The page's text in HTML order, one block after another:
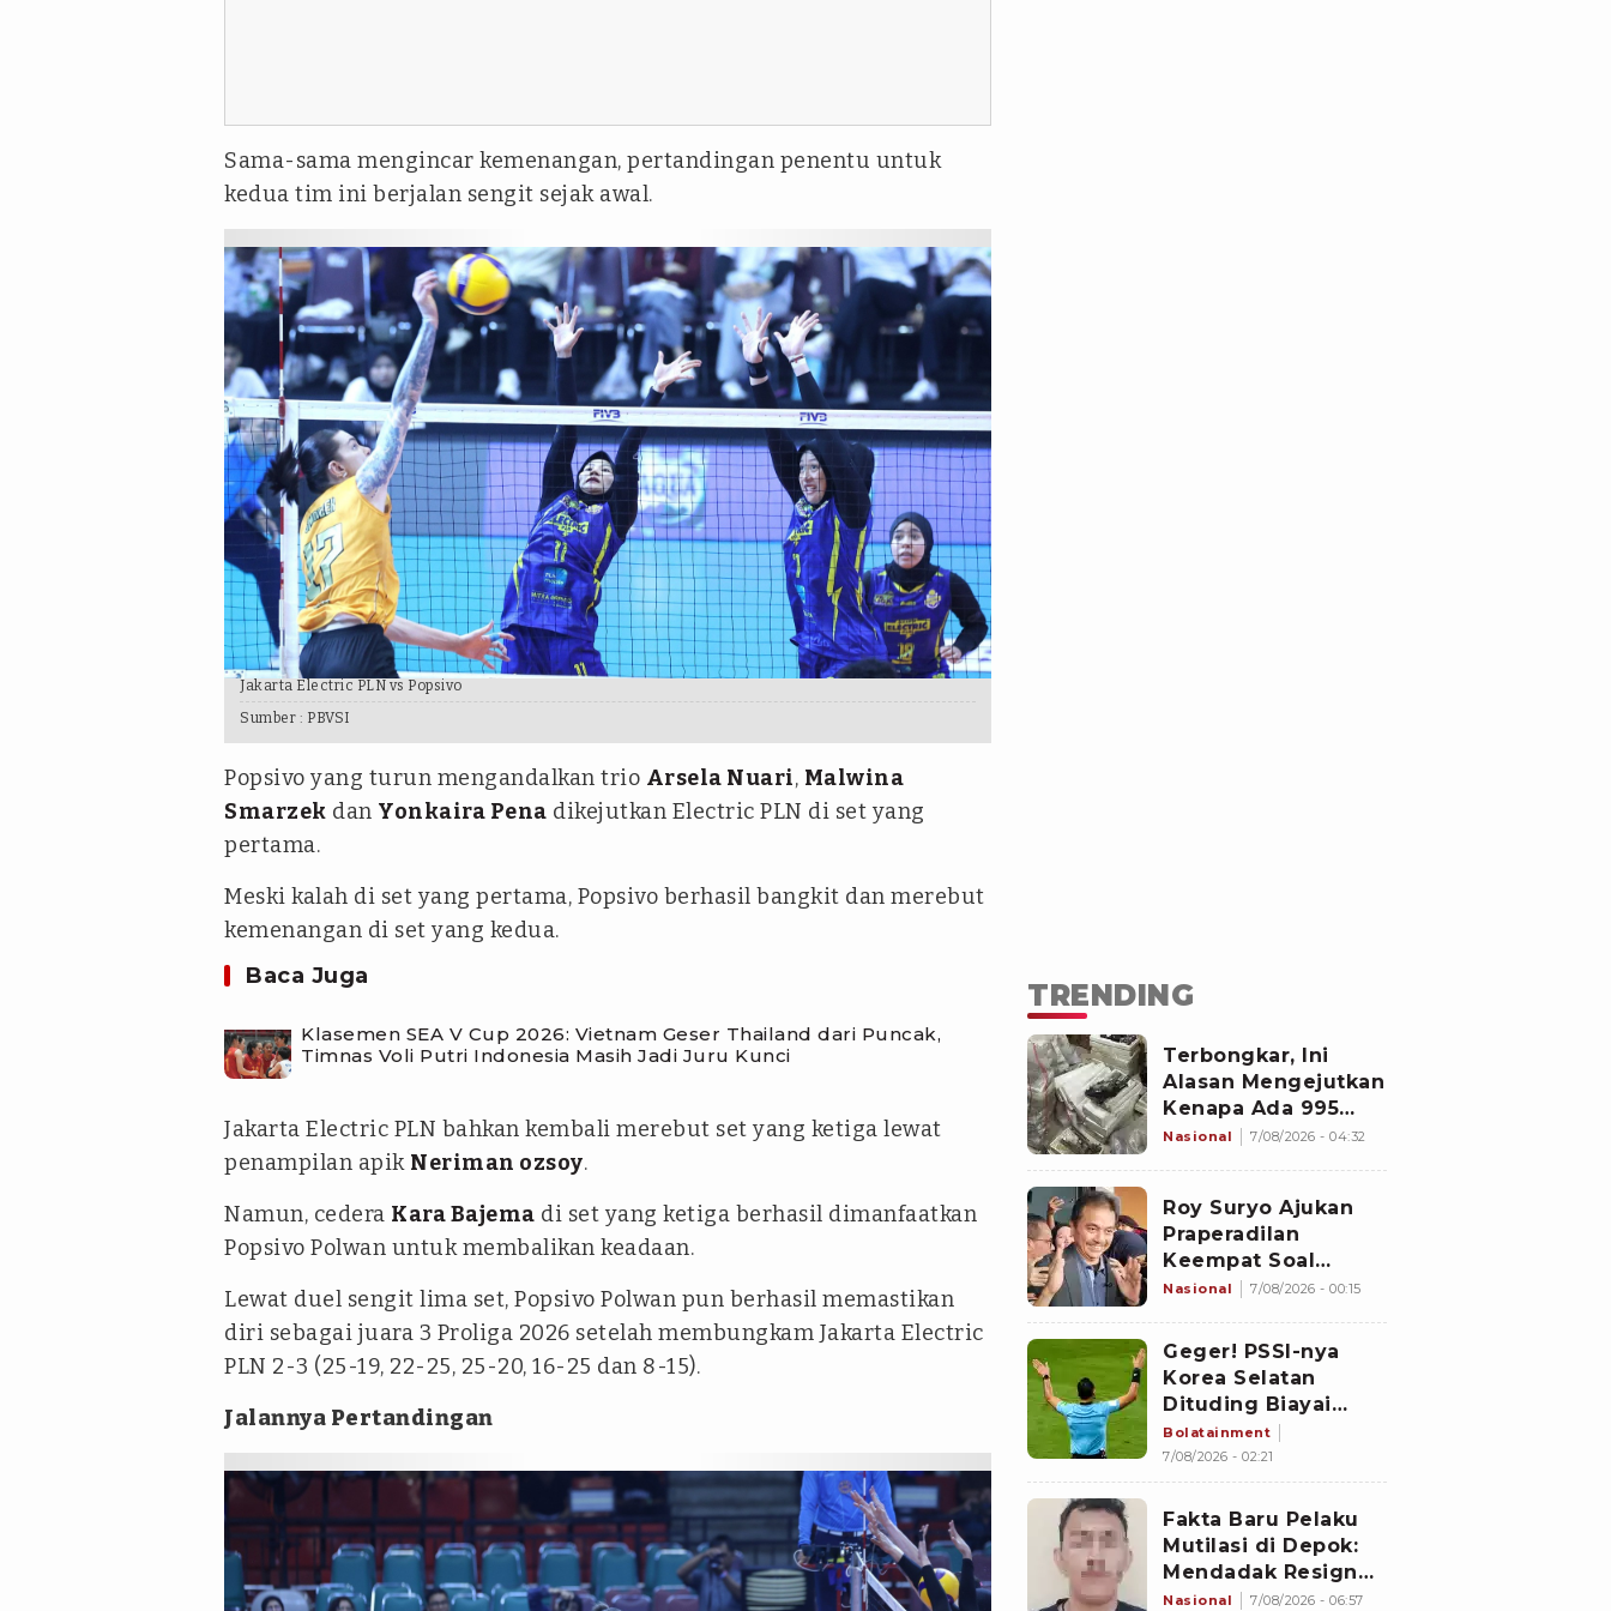
Sama-sama mengincar kemenangan, pertandingan penentu untuk
kedua tim ini berjalan sengit sejak awal.
Jakarta Electric PLN vs Popsivo
Sumber : PBVSI
Popsivo yang turun mengandalkan trio Arsela Nuari, Malwina
Smarzek dan Yonkaira Pena dikejutkan Electric PLN di set yang
pertama.
Meski kalah di set yang pertama, Popsivo berhasil bangkit dan merebut
kemenangan di set yang kedua.
Baca Juga
Klasemen SEA V Cup 2026: Vietnam Geser Thailand dari Puncak,
Timnas Voli Putri Indonesia Masih Jadi Juru Kunci
Jakarta Electric PLN bahkan kembali merebut set yang ketiga lewat
penampilan apik Neriman ozsoy.
Namun, cedera Kara Bajema di set yang ketiga berhasil dimanfaatkan
Popsivo Polwan untuk membalikan keadaan.
Lewat duel sengit lima set, Popsivo Polwan pun berhasil memastikan
diri sebagai juara 3 Proliga 2026 setelah membungkam Jakarta Electric
PLN 2-3 (25-19, 22-25, 25-20, 16-25 dan 8-15).
Jalannya Pertandingan
TRENDING
Terbongkar, Ini
Alasan Mengejutkan
Kenapa Ada 995
Senjata di Dalam
Nasional 7/08/2026 - 04:32
Roy Suryo Ajukan
Praperadilan
Keempat Soal
Status Cekal
Nasional 7/08/2026 - 00:15
Geger! PSSI-nya
Korea Selatan
Dituding Biayai
Hiburan Seks untuk
Wasit Asing, KFA
Buka Suara
Bolatainment
7/08/2026 - 02:21
Fakta Baru Pelaku
Mutilasi di Depok:
Mendadak Resign
Kerja Goreng Piscok
Nasional 7/08/2026 - 06:57